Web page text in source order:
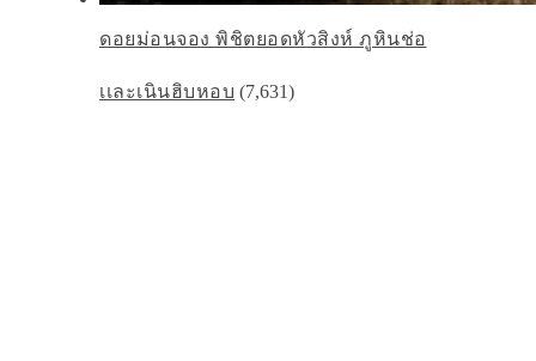
ดอยม่อนจอง พิชิตยอดหัวสิงห์ ภูหินช่อ
เเละเนินฮิบหอบ (7,631)